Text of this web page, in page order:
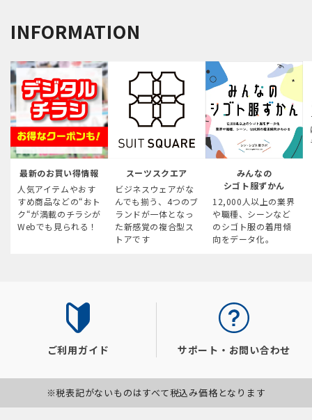
INFORMATION
最新のお買い得情報
人気アイテムやおす
すめ商品などの“おト
ク“が満載のチラシが
Webでも見られる！
スーツスクエア
ビジネスウェアがな
んでも揃う、4つのブ
ランドが一体となっ
た新感覚の複合型ス
トアです
みんなの
シゴト服ずかん
12,000人以上の業界
や職種、シーンなど
のシゴト服の着用傾
向をデータ化。
ご利用ガイド サポート・お問い合わせ
※税表記がないものはすべて税込み価格となります